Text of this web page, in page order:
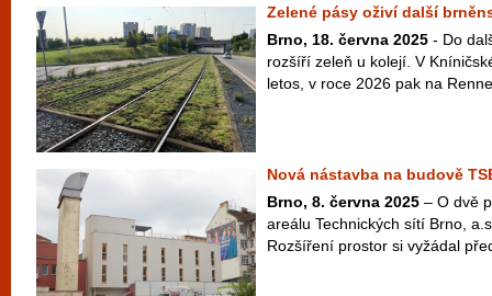
Zelené pásy oživí další
Brno, 18. června 2025 - Do
rozšíří zeleň u kolejí. V
letos, v roce 2026 pak na
Nová nástavba na budově
Brno, 8. června 2025 – O dvě
areálu Technických sítí Brno,
Rozšíření prostor si vyžádal